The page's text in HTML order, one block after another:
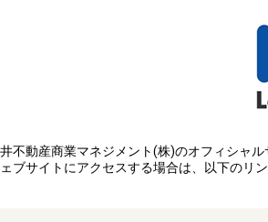
不動産商業マネジメント(株)のオフィシャ
ブサイトにアクセスする場合は、以下のリ